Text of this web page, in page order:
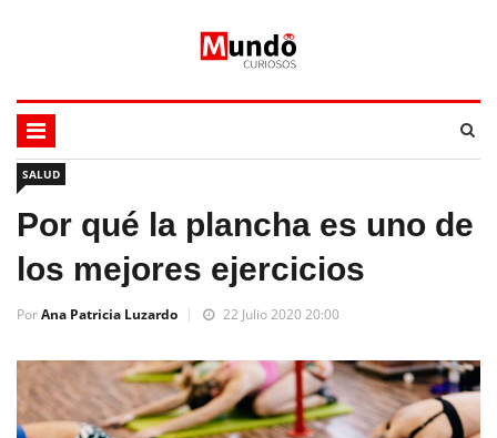
SALUD
Por qué la plancha es uno de
los mejores ejercicios
PorAna Patricia Luzardo 22 Julio 2020 20:00